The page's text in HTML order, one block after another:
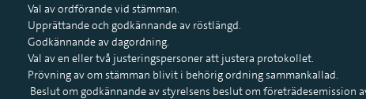
Val av ordförande vid stämman.
Upprättande och godkännande av röstlängd.
Godkännande av dagordning.
Val av en eller två justeringspersoner att justera protokollet.
Prövning av om stämman blivit i behörig ordning sammankallad.
Beslut om godkännande av styrelsens beslut om företrädesemission